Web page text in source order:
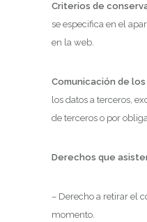
Criterios de
se especifica en el
en la web.
Comunicación de
los datos a terceros,
de terceros o por
Derechos que
– Derecho a retirar el
momento.